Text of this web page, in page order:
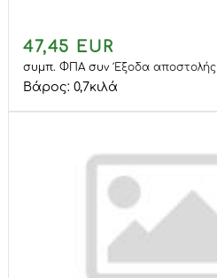
47,45 EUR
συμπ. ΦΠΑσυνΈξοδα αποστολής
Βάρος: 0,7κιλά